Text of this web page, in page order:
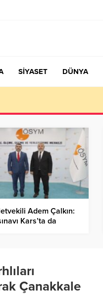
SİYASET DÜNYA
Adem Çalkın:
Kars’ta da
Çanakkale